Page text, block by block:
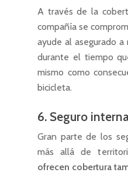
A través de la
compañía se
ayude al asegurado a
durante el tiempo
mismo como
bicicleta.
6. Seguro
Gran parte de los
más allá de
ofrecen cobertura